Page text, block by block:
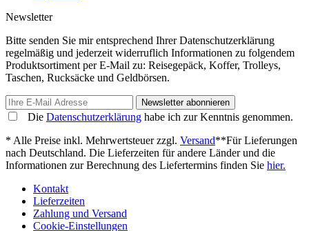
Newsletter
Bitte senden Sie mir entsprechend Ihrer Datenschutzerklärung
regelmäßig und jederzeit widerruflich Informationen zu folgendem
Produktsortiment per E-Mail zu: Reisegepäck, Koffer, Trolleys,
Taschen, Rucksäcke und Geldbörsen.
Newsletter abonnieren
Die Datenschutzerklärung habe ich zur Kenntnis genommen.
* Alle Preise inkl. Mehrwertsteuer zzgl. Versand**Für Lieferungen
nach Deutschland. Die Lieferzeiten für andere Länder und die
Informationen zur Berechnung des Liefertermins finden Sie hier.
Kontakt
Lieferzeiten
Zahlung und Versand
Cookie-Einstellungen